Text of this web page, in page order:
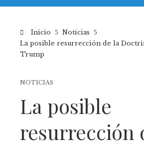
Inicio
Noticias
La posible resurrección de la
Trump
NOTICIAS
La posible
resurrección